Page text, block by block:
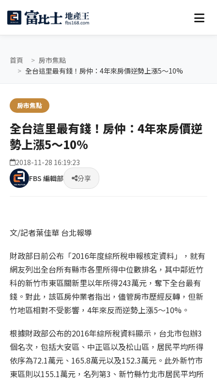
首頁
房市焦點
全台這里最有錢！房仲：4年來房價逆勢上漲5～10%
房市焦點
全台這里最有錢！房仲：4年來房價逆
勢上漲5～10%
2018-11-28 16:19:23
FBS 編輯部
分享
文/記者葉佳華 台北報導
財政部日前公布「2016年度綜所稅申報核定資料」，就有
網友列出全台所有縣市各里所得中位數排名，其中鄰近竹
科的新竹市東區關新里以年所得243萬元，奪下全台最有
錢。對此，該區房仲業者指出，儘管房市歷經反轉，但新
竹地區相對不受影響，4年來反而逆勢上漲5～10%。
根據財政部公布的2016年綜所稅資料顯示，台北市包辦3
個名次，包括大安區、中正區以及松山區，居民平均所得
依序為72.1萬元、165.8萬元以及152.3萬元。此外新竹市
東區則以155.1萬元，名列第3、新竹縣竹北市居民平均所